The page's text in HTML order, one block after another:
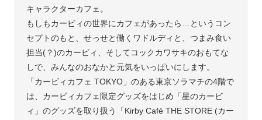
キャラクターカフェ。
もしもカービィの世界にカフェがあったら…というコン
セプトのもと、せっせと働くワドルディと、つまみ食い
担当(？)のカービィ、そしてコックカワサキのおもてな
しで、みんなのおなかと元気をいっぱいにします。
「カービィカフェ TOKYO」のある東京ソラマチの4階で
は、カービィカフェ限定グッズをはじめ「星のカービ
ィ」のグッズを取り扱う「Kirby Café THE STORE (カー